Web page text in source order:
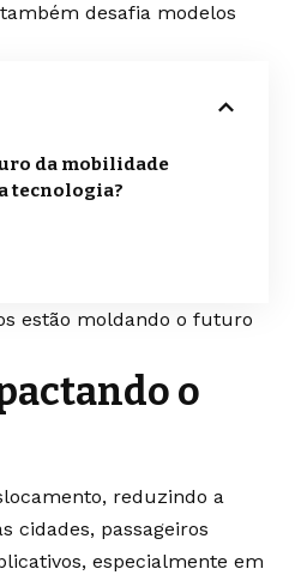
desafia modelos
da mobilidade
tecnologia?
estão moldando o futuro
o
reduzindo a
cidades, passageiros
especialmente em